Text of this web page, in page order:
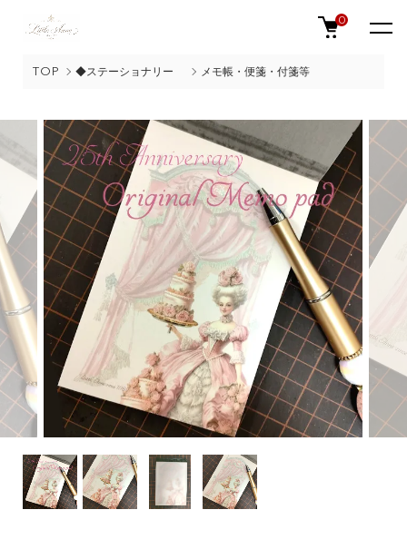
0
TOP ◆ステーショナリー メモ帳・便箋・付箋等